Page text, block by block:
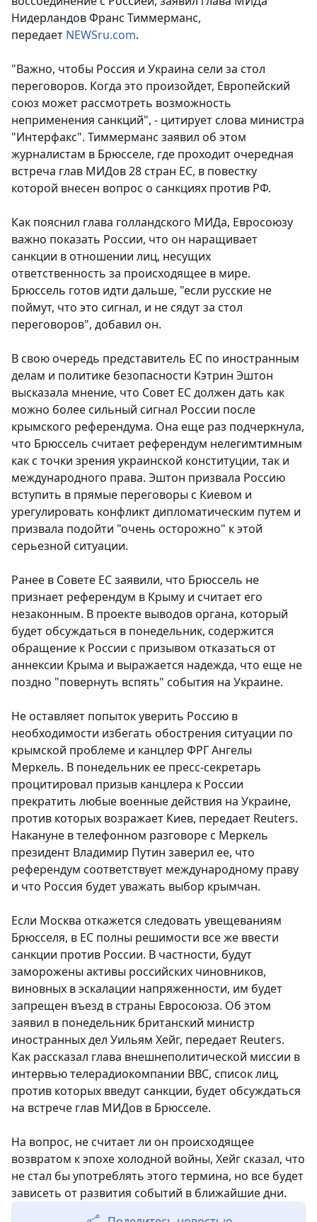
Нидерландов Франс Тиммерманс,
передает NEWSru.com.
"Важно, чтобы Россия и Украина сели за стол
переговоров. Когда это произойдет, Европейский
союз может рассмотреть возможность
неприменения санкций", - цитирует слова министра
"Интерфакс". Тиммерманс заявил об этом
журналистам в Брюсселе, где проходит очередная
встреча глав МИДов 28 стран ЕС, в повестку
которой внесен вопрос о санкциях против РФ.
Как пояснил глава голландского МИДа, Евросоюзу
важно показать России, что он наращивает
санкции в отношении лиц, несущих
ответственность за происходящее в мире.
Брюссель готов идти дальше, "если русские не
поймут, что это сигнал, и не сядут за стол
переговоров", добавил он.
В свою очередь представитель ЕС по иностранным
делам и политике безопасности Кэтрин Эштон
высказала мнение, что Совет ЕС должен дать как
можно более сильный сигнал России после
крымского референдума. Она еще раз подчеркнула,
что Брюссель считает референдум нелегимтимным
как с точки зрения украинской конституции, так и
международного права. Эштон призвала Россию
вступить в прямые переговоры с Киевом и
урегулировать конфликт дипломатическим путем и
призвала подойти "очень осторожно" к этой
серьезной ситуации.
Ранее в Совете ЕС заявили, что Брюссель не
признает референдум в Крыму и считает его
незаконным. В проекте выводов органа, который
будет обсуждаться в понедельник, содержится
обращение к России с призывом отказаться от
аннексии Крыма и выражается надежда, что еще не
поздно "повернуть вспять" события на Украине.
Не оставляет попыток уверить Россию в
необходимости избегать обострения ситуации по
крымской проблеме и канцлер ФРГ Ангелы
Меркель. В понедельник ее пресс-секретарь
процитировал призыв канцлера к России
прекратить любые военные действия на Украине,
против которых возражает Киев, передает Reuters.
Накануне в телефонном разговоре с Меркель
президент Владимир Путин заверил ее, что
референдум соответствует международному праву
и что Россия будет уважать выбор крымчан.
Если Москва откажется следовать увещеваниям
Брюсселя, в ЕС полны решимости все же ввести
санкции против России. В частности, будут
заморожены активы российских чиновников,
виновных в эскалации напряженности, им будет
запрещен въезд в страны Евросоюза. Об этом
заявил в понедельник британский министр
иностранных дел Уильям Хейг, передает Reuters.
Как рассказал глава внешнеполитической миссии в
интервью телерадиокомпании BBC, список лиц,
против которых введут санкции, будет обсуждаться
на встрече глав МИДов в Брюсселе.
На вопрос, не считает ли он происходящее
возвратом к эпохе холодной войны, Хейг сказал, что
не стал бы употреблять этого термина, но все будет
зависеть от развития событий в ближайшие дни.